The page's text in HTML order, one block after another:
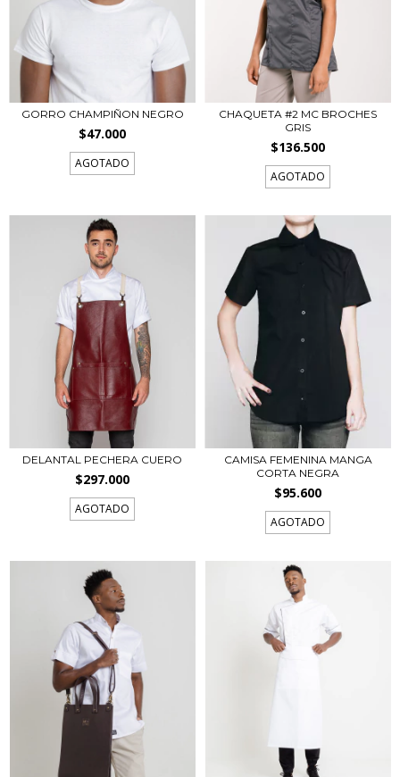
GORRO CHAMPIÑON NEGRO
$47.000
AGOTADO
CHAQUETA #2 MC BROCHES
GRIS
$136.500
AGOTADO
DELANTAL PECHERA CUERO
$297.000
AGOTADO
CAMISA FEMENINA MANGA
CORTA NEGRA
$95.600
AGOTADO